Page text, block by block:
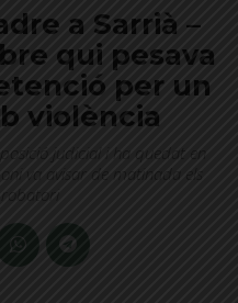
a Sarrià –
qui pesava
per un
violència
judicial i ha quedat en
va avisar de matinada els